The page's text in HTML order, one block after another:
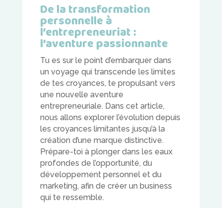
De la transformation
personnelle à
l’entrepreneuriat :
l’aventure passionnante
Tu es sur le point d’embarquer dans
un voyage qui transcende les limites
de tes croyances, te propulsant vers
une nouvelle aventure
entrepreneuriale. Dans cet article,
nous allons explorer l’évolution depuis
les croyances limitantes jusqu’à la
création d’une marque distinctive.
Prépare-toi à plonger dans les eaux
profondes de l’opportunité, du
développement personnel et du
marketing, afin de créer un business
qui te ressemble.